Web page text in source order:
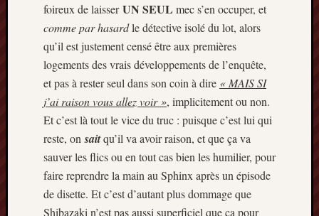
foireux de laisserUN SEUL mec s’en occuper, et
comme par hasardle détective isolé du lot, alors
qu’il est justement censé être aux premières
logements des vrais développements de l’enquête,
et pas à rester seul dans son coin à dire « MAIS SI
j’ai raison vous allez voir », implicitement ou non.
Et c’est là tout le vice du truc : puisque c’est lui qui
reste, onsaitqu’il va avoir raison, et que ça va
sauver les flics ou en tout cas bien les humilier, pour
faire reprendre la main au Sphinx après un épisode
de disette. Et c’est d’autant plus dommage que
Shibazaki n’est pas aussi superficiel que ça pour